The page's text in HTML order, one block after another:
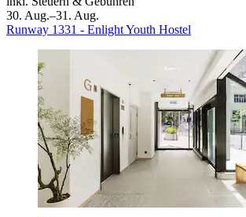
30. Aug.–31. Aug.
Runway 1331 - Enlight Youth Hostel